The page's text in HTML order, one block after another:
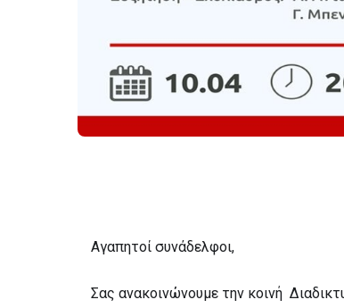
Αγαπητοί συνάδελφοι,
Σας ανακοινώνουμε την κοινή